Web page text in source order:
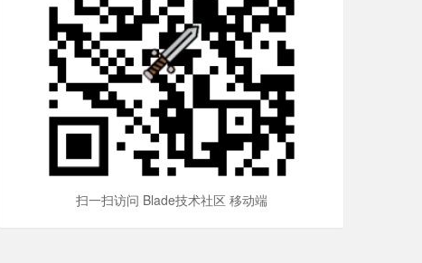
扫一扫访问 Blade技术社区 移动端